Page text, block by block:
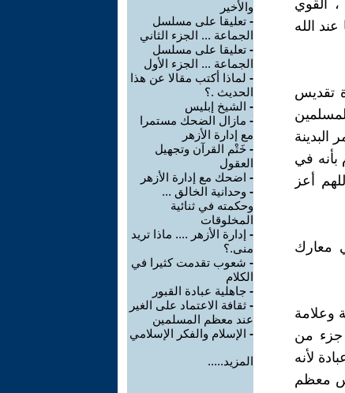
، القوي
الله
تقديس
بأنه في
أعز
معارك
وعلامة
جزء من
لأنه
معظم
والأخير
- تعليقا على مسلسل
الجماعة ... الجزء الثاني
- تعليقا على مسلسل
الجماعة ... الجزء الأول
- لماذا أكتب مقالا عن هذا
الحديث .؟
- الشيخ إبليس
- مازال الضحك مستمرا
مع إدارة الأزهر
- خَتْم القرآن وتجهيل
العقول
- اضحك مع إدارة الأزهر
- وحدانية الخالق ...
وحكمته في ثنائية
المخلوقات
- إدارة الأزهر .... ماذا تريد
منى.؟
- شعوب تقدمت كثيرا في
الكلام
- جاهلية عبادة القبور
- ثقافة الاعتماد على الغير
عند معظم المسلمين
- الإسلام والفكر الإسلامي
المزيد.....